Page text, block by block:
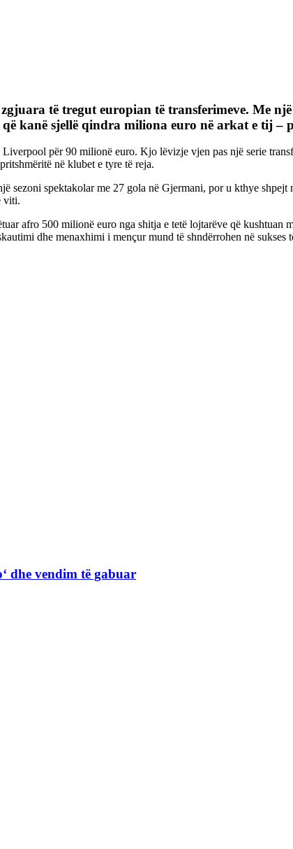
të tregut europian të transferimeve. Me
kanë sjellë qindra miliona euro në arkat e tij –
për 90 milionë euro. Kjo lëvizje vjen pas një serie
në klubet e tyre të reja.
sezoni spektakolar me 27 gola në Gjermani, por u kthye
viti.
afro 500 milionë euro nga shitja e tetë lojtarëve që kushtuan
dhe menaxhimi i mençur mund të shndërrohen në
dhe vendim të gabuar